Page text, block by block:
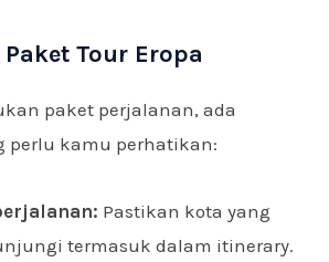
Tour Eropa
paket perjalanan, ada
perlu kamu perhatikan:
Pastikan kota yang
termasuk dalam itinerary.